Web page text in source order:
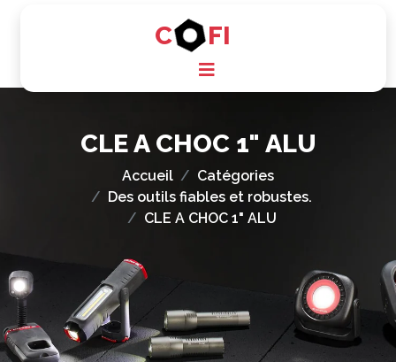
C FI
CLE A CHOC 1" ALU
Accueil
Catégories
Des outils fiables et robustes.
CLE A CHOC 1" ALU